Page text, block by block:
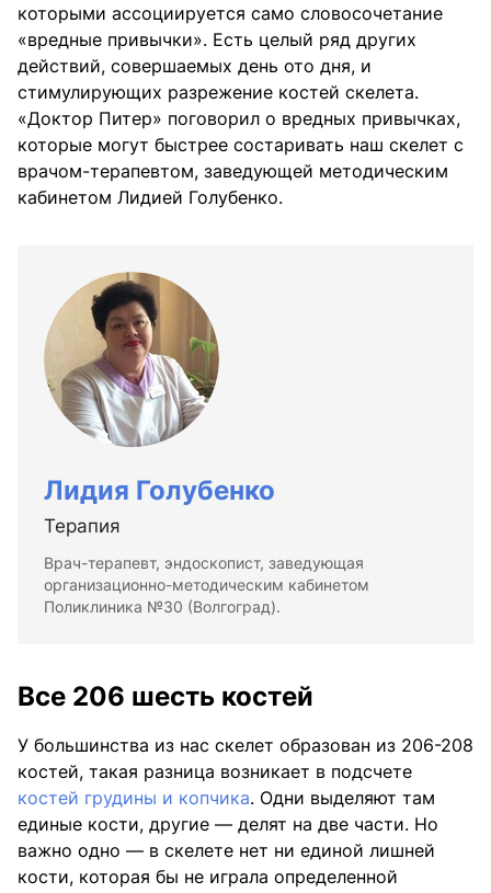
которыми ассоциируется само словосочетание
«вредные привычки». Есть целый ряд других
действий, совершаемых день ото дня, и
стимулирующих разрежение костей скелета.
«Доктор Питер» поговорил о вредных привычках,
которые могут быстрее состаривать наш скелет с
врачом-терапевтом, заведующей методическим
кабинетом Лидией Голубенко.
Лидия Голубенко
Терапия
Врач-терапевт, эндоскопист, заведующая
организационно-методическим кабинетом
Поликлиника №30 (Волгоград).
Все 206 шесть костей
У большинства из нас скелет образован из 206-208
костей, такая разница возникает в подсчете
костей грудины и копчика. Одни выделяют там
единые кости, другие — делят на две части. Но
важно одно — в скелете нет ни единой лишней
кости, которая бы не играла определенной